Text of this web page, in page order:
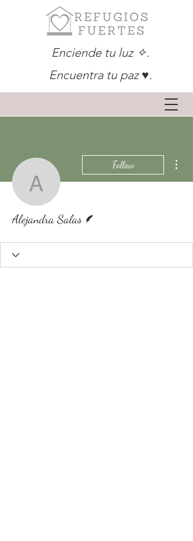
Enciende tu luz ✧.
Encuentra tu paz ♥.
Alejandra Salas
Follow
Alejandra Salas